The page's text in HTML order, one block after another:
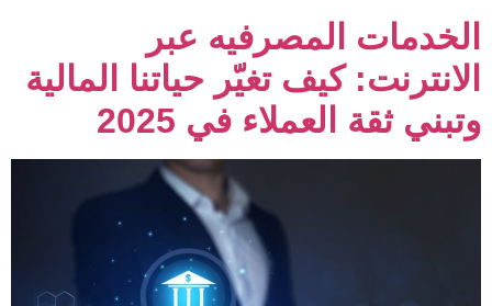
عبر
تغيّر حياتنا المالية
في 2025